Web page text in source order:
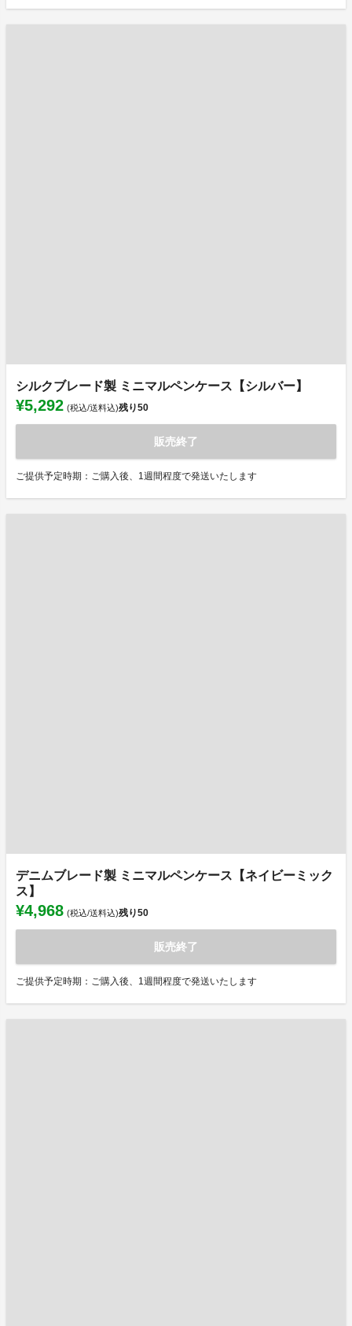
シルクブレード製 ミニマルペンケース【シルバー】
¥5,292 (税込/送料込)残り50
販売終了
ご提供予定時期：ご購入後、1週間程度で発送いたします
デニムブレード製 ミニマルペンケース【ネイビーミック
ス】
¥4,968 (税込/送料込)残り50
販売終了
ご提供予定時期：ご購入後、1週間程度で発送いたします